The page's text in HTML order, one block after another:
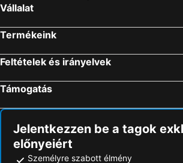
Vállalat
Termékeink
Feltételek és irányelvek
Támogatás
Jelentkezzen be a tagok
előnyeiért
Személyre szabott élmény